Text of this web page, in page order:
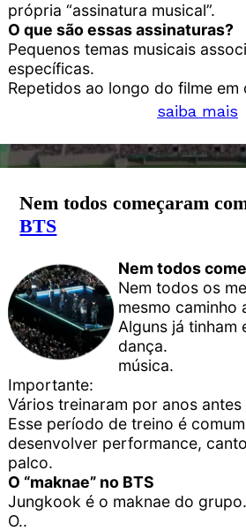
própria “assinatura musical”.
O que são essas assinaturas?
Pequenos temas musicais
específicas.
Repetidos ao longo do filme em
saiba mais
Nem todos começaram
BTS
Nem todos
Nem todos os
mesmo caminho
Alguns já tinham
dança.
música.
Importante:
Vários treinaram por anos
Esse período de treino é
desenvolver performance,
palco.
O “maknae” no BTS
Jungkook é o maknae do grupo.
O..